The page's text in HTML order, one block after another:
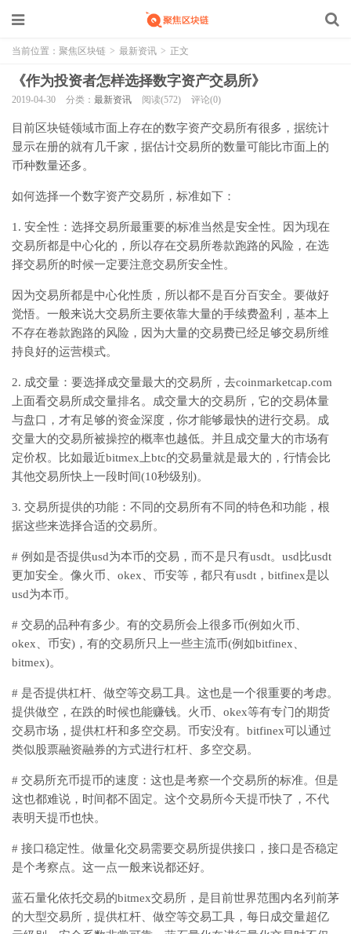
当前位置： 聚焦区块链 > 最新资讯 > 正文
《作为投资者怎样选择数字资产交易所》
2019-04-30 分类： 最新资讯 阅读(572) 评论(0)
目前区块链领域市面上存在的数字资产交易所有很多，据统计
显示在册的就有几千家，据估计交易所的数量可能比市面上的
币种数量还多。
如何选择一个数字资产交易所，标准如下：
1. 安全性：选择交易所最重要的标准当然是安全性。因为现在
交易所都是中心化的，所以存在交易所卷款跑路的风险，在选
择交易所的时候一定要注意交易所安全性。
因为交易所都是中心化性质，所以都不是百分百安全。要做好
觉悟。一般来说大交易所主要依靠大量的手续费盈利，基本上
不存在卷款跑路的风险，因为大量的交易费已经足够交易所维
持良好的运营模式。
2. 成交量：要选择成交量最大的交易所，去coinmarketcap.com
上面看交易所成交量排名。成交量大的交易所，它的交易体量
与盘口，才有足够的资金深度，你才能够最快的进行交易。成
交量大的交易所被操控的概率也越低。并且成交量大的市场有
定价权。比如最近bitmex上btc的交易量就是最大的，行情会比
其他交易所快上一段时间(10秒级别)。
3. 交易所提供的功能：不同的交易所有不同的特色和功能，根
据这些来选择合适的交易所。
# 例如是否提供usd为本币的交易，而不是只有usdt。usd比usdt
更加安全。像火币、okex、币安等，都只有usdt，bitfinex是以
usd为本币。
# 交易的品种有多少。有的交易所会上很多币(例如火币、
okex、币安)，有的交易所只上一些主流币(例如bitfinex、
bitmex)。
# 是否提供杠杆、做空等交易工具。这也是一个很重要的考虑。
提供做空，在跌的时候也能赚钱。火币、okex等有专门的期货
交易市场，提供杠杆和多空交易。币安没有。bitfinex可以通过
类似股票融资融券的方式进行杠杆、多空交易。
# 交易所充币提币的速度：这也是考察一个交易所的标准。但是
这也都难说，时间都不固定。这个交易所今天提币快了，不代
表明天提币也快。
# 接口稳定性。做量化交易需要交易所提供接口，接口是否稳定
是个考察点。这一点一般来说都还好。
蓝石量化依托交易的bitmex交易所，是目前世界范围内名列前茅
的大型交易所，提供杠杆、做空等交易工具，每日成交量超亿